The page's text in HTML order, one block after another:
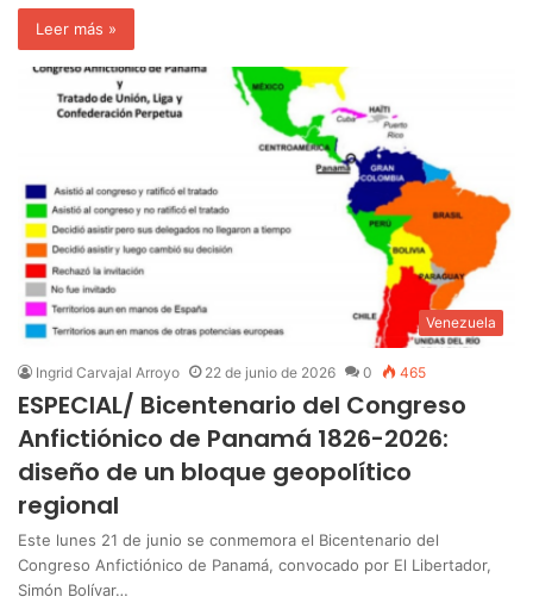
Leer más »
Venezuela
Ingrid Carvajal Arroyo 22 de junio de 2026 0 465
ESPECIAL/ Bicentenario del Congreso
Anfictiónico de Panamá 1826-2026:
diseño de un bloque geopolítico
regional
Este lunes 21 de junio se conmemora el Bicentenario del
Congreso Anfictiónico de Panamá, convocado por El Libertador,
Simón Bolívar…